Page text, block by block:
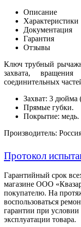
Описание
Характеристики
Документация
Гарантия
Отзывы
Ключ трубный
захвата,
соединительных
Захват: 3 дюйма
Прямые губки.
Покрытие: медь.
Производитель:
Протокол
Гарантийный срок
магазине ООО
покупателю. На
воспользоваться
гарантии при
эксплуатации товара.